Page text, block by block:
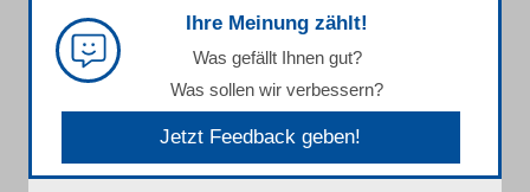
Ihre Meinung zählt!
Was gefällt Ihnen gut?
Was sollen wir verbessern?
Jetzt Feedback geben!